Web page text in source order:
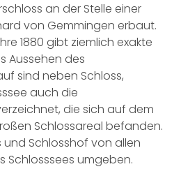
an der Stelle einer
von Gemmingen erbaut.
1880 gibt ziemlich exakte
Aussehen des
sind neben Schloss,
auch die
die sich auf dem
Schlossareal befanden.
und Schlosshof von allen
Schlosssees umgeben.